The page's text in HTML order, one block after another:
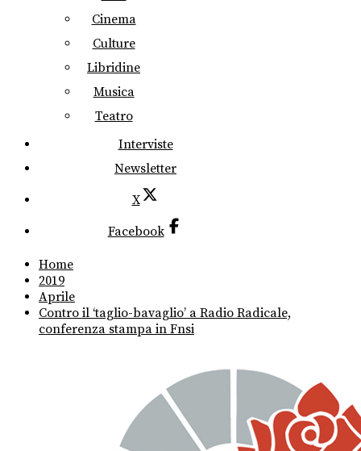
Cinema
Culture
Libridine
Musica
Teatro
Interviste
Newsletter
X
Facebook
Home
2019
Aprile
Contro il ‘taglio-bavaglio’ a Radio Radicale,
conferenza stampa in Fnsi